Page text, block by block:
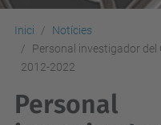
Inici
Notícies
Personal investigador del
2012-2022
Personal